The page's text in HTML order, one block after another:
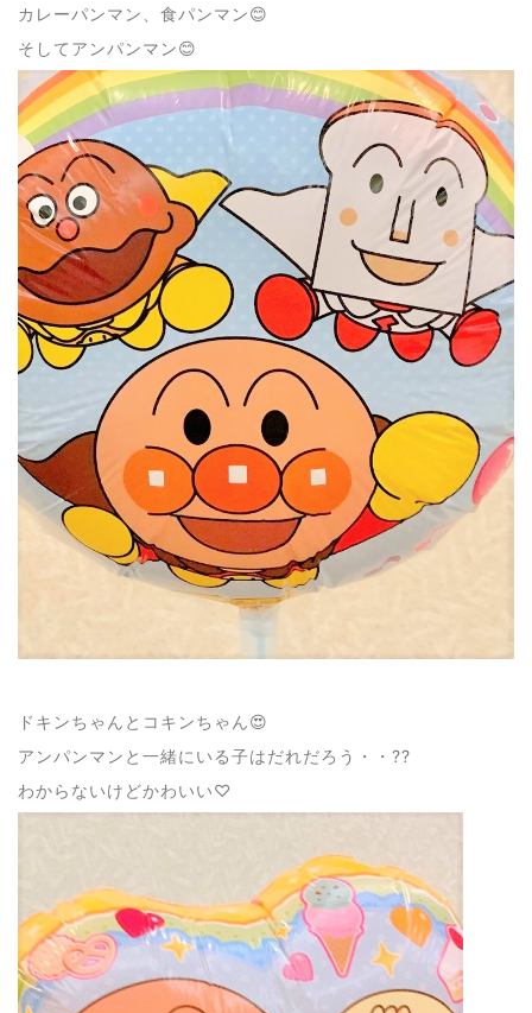
カレーパンマン、食パンマン😊
そしてアンパンマン😊
ドキンちゃんとコキンちゃん😍
アンパンマンと一緒にいる子はだれだろう・・??
わからないけどかわいい♡